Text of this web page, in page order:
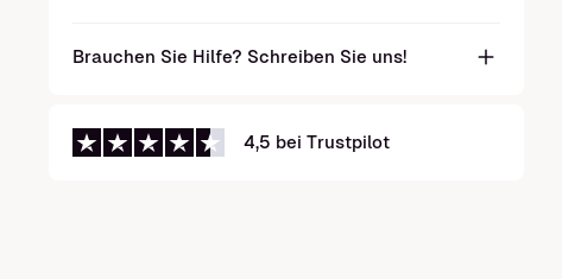
Brauchen Sie Hilfe? Schreiben Sie uns!
4,5 bei Trustpilot